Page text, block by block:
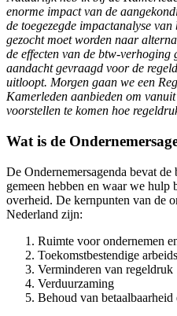
enorme impact van de
de toegezegde impactanalyse
gezocht moet worden naar
de effecten van de btw-verhoging
aandacht gevraagd voor de
uitloopt. Morgen gaan we een
Kamerleden aanbieden om
voorstellen te komen hoe
Wat is de
De Ondernemersagenda bevat
gemeen hebben en waar we
overheid. De kernpunten van de
Nederland zijn:
Ruimte voor ondernemen
Toekomstbestendige
Verminderen van regeldruk
Verduurzaming
Behoud van betaalbaarheid